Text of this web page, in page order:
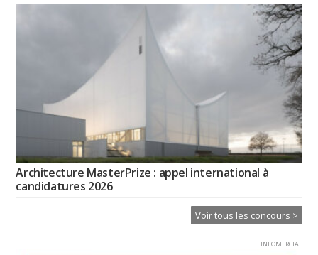
Architecture MasterPrize : appel international à
candidatures 2026
Voir tous les concours >
INFOMERCIAL